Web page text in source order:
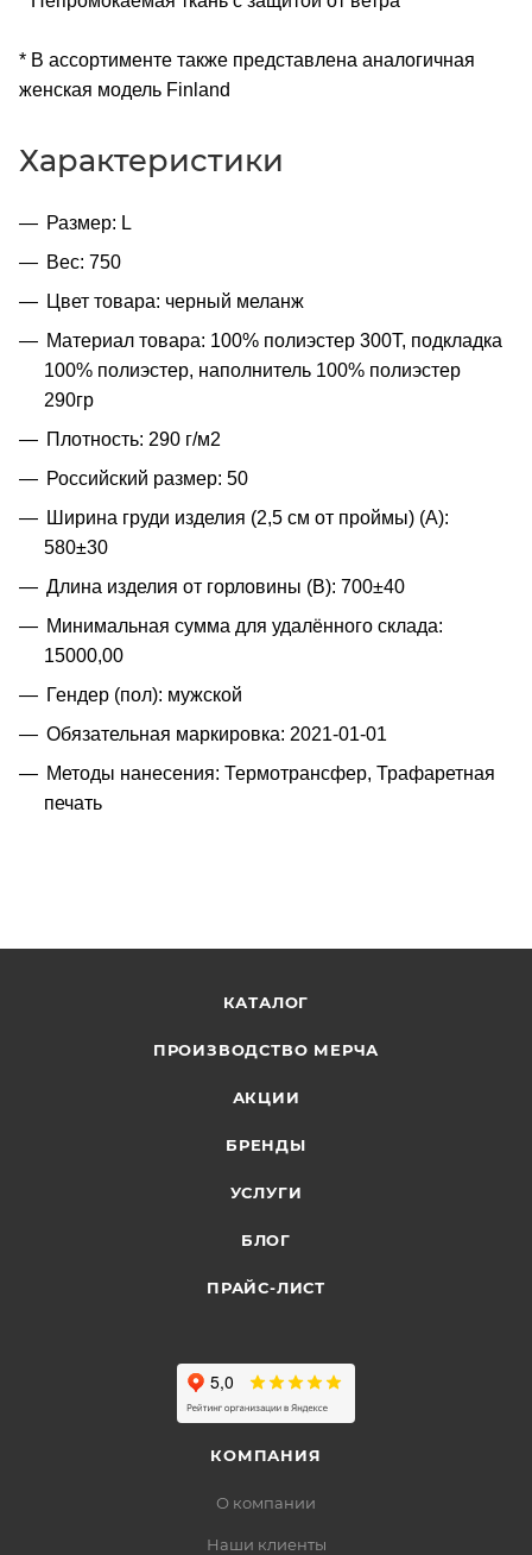
* В ассортименте также представлена аналогичная
женская модель Finland
Характеристики
Размер: L
Вес: 750
Цвет товара: черный меланж
Материал товара: 100% полиэстер 300Т, подкладка
100% полиэстер, наполнитель 100% полиэстер
290гр
Плотность: 290 г/м2
Российский размер: 50
Ширина груди изделия (2,5 см от проймы) (A):
580±30
Длина изделия от горловины (B): 700±40
Минимальная сумма для удалённого склада:
15000,00
Гендер (пол): мужской
Обязательная маркировка: 2021-01-01
Методы нанесения: Термотрансфер, Трафаретная
печать
КАТАЛОГ
ПРОИЗВОДСТВО МЕРЧА
АКЦИИ
БРЕНДЫ
УСЛУГИ
БЛОГ
ПРАЙС-ЛИСТ
КОМПАНИЯ
О компании
Наши клиенты